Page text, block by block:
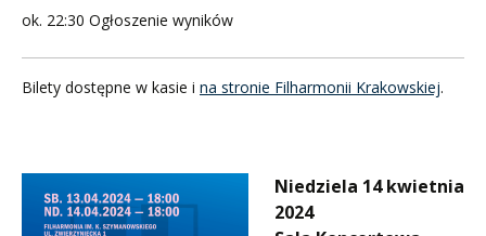
ok. 22:30 Ogłoszenie wyników
Bilety dostępne w kasie i na stronie Filharmonii Krakowskiej.
Niedziela 14 kwietnia
2024